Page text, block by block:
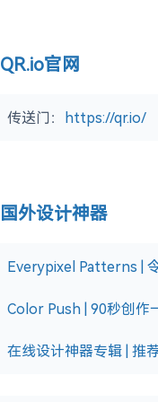
QR.io官网
传送门： https://qr.io/
国外设计神器
Everypixel Patterns |
Color Push | 90秒创作
在线设计神器专辑 | 推